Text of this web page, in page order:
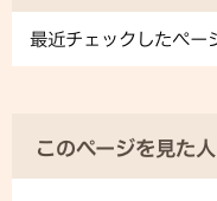
最近チェックしたペー
このページを見た